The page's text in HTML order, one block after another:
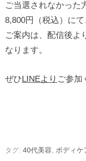
ご当選されなかった
8,800円（税込）に
ご案内は、配信後よ
なります。
ぜひLINEより ご参加
タグ: 40代美容, ボディケ